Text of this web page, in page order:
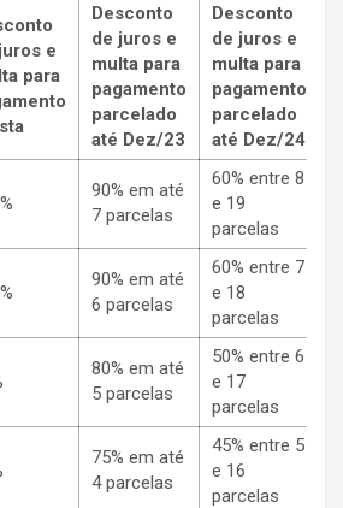
e
para
Desconto
de juros e
multa para
pagamento
parcelado
até Dez/23
Desconto
de juros e
multa para
pagamento
parcelado
até Dez/24
90% em até
7 parcelas
60% entre 8
e 19
parcelas
90% em até
6 parcelas
60% entre 7
e 18
parcelas
80% em até
5 parcelas
50% entre 6
e 17
parcelas
75% em até
4 parcelas
45% entre 5
e 16
parcelas